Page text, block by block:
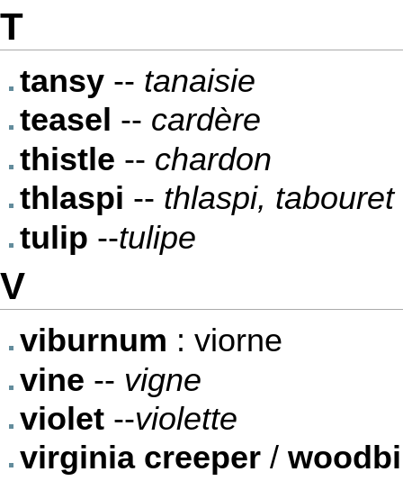
T
tansy -- tanaisie
teasel -- cardère
thistle -- chardon
thlaspi -- thlaspi,
tulip --tulipe
V
viburnum : viorne
vine -- vigne
violet --violette
virginia creeper /